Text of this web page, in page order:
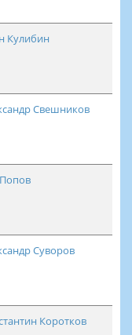
Кулибин
Свешников
Суворов
Коротков